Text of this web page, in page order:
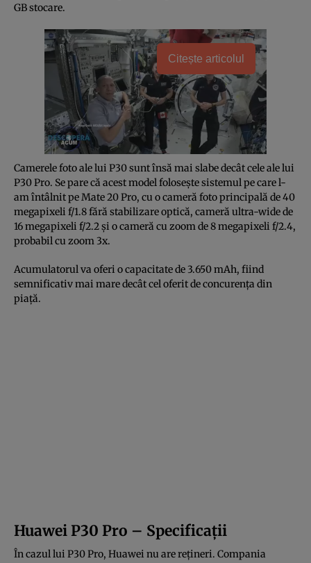
GB stocare.
Citește articolul
Camerele foto ale lui P30 sunt însă mai slabe decât cele ale lui
P30 Pro. Se pare că acest model foloseşte sistemul pe care l-
am întâlnit pe Mate 20 Pro, cu o cameră foto principală de 40
megapixeli f/1.8 fără stabilizare optică, cameră ultra-wide de
16 megapixeli f/2.2 şi o cameră cu zoom de 8 megapixeli f/2.4,
probabil cu zoom 3x.
Acumulatorul va oferi o capacitate de 3.650 mAh, fiind
semnificativ mai mare decât cel oferit de concurenţa din
piaţă.
Huawei P30 Pro – Specificaţii
În cazul lui P30 Pro, Huawei nu are reţineri. Compania